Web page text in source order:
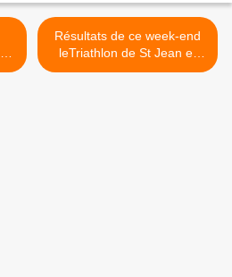
Résultats de ce week-end
leTriathlon de St Jean et
des Foulées du Gois >